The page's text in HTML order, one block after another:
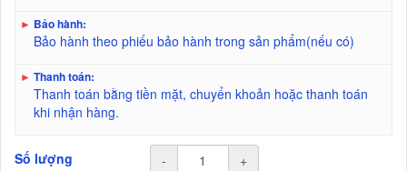
► Bảo hành:
Bảo hành theo phiếu bảo hành trong sản phẩm(nếu có)
► Thanh toán:
Thanh toán bằng tiền mặt, chuyển khoản hoặc thanh toán
khi nhận hàng.
Số lượng - +